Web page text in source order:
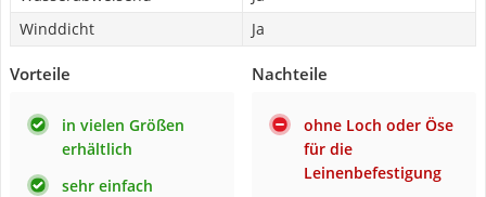
Winddicht
Ja
Vorteile
in vielen Größen
erhältlich
sehr einfach
Nachteile
ohne Loch oder Öse
für die
Leinenbefestigung